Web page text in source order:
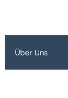
Über Uns